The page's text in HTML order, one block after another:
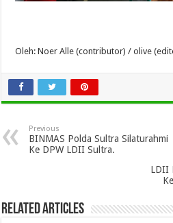
Oleh: Noer Alle (contributor) / olive
Previous
BINMAS Polda Sultra Silaturahmi
Ke DPW LDII Sultra.
LDII
Related Articles